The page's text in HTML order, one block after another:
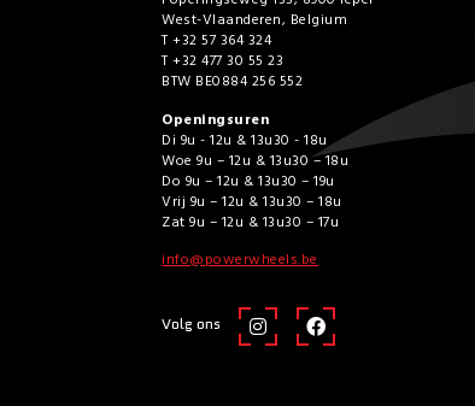
West-Vlaanderen, Belgium
T +32 57 364 324
T +32 477 30 55 23
BTW BE0884 256 552
Openingsuren
Di 9u - 12u & 13u30 - 18u
Woe 9u – 12u & 13u30 – 18u
Do 9u – 12u & 13u30 – 19u
Vrij 9u – 12u & 13u30 – 18u
Zat 9u – 12u & 13u30 – 17u
info@powerwheels.be
Volg ons